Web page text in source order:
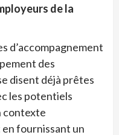
de la
d’accompagnement
des
disent déjà prêtes
les potentiels
contexte
fournissant un